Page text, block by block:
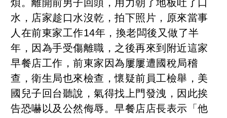
煩。離開前男子回頭，用力朝了地板吐了口
水，店家趁口水沒乾，拍下照片，原來當事
人在前東家工作14年，換老闆後又做了半
年，因為手受傷離職，之後再來到附近這家
早餐店工作，前東家因為屢屢遭國稅局稽
查，衛生局也來檢查，懷疑前員工檢舉，美
國兒子回台聽說，氣得找上門發洩，因此挨
告恐嚇以及公然侮辱。早餐店店長表示「他